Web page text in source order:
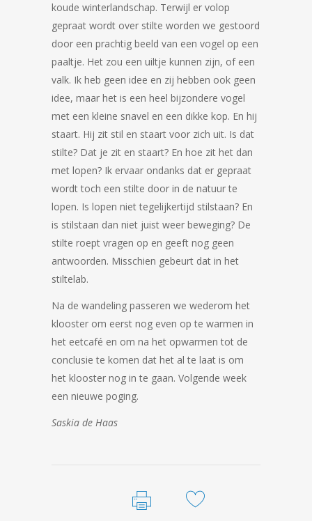
koude winterlandschap. Terwijl er volop
gepraat wordt over stilte worden we gestoord
door een prachtig beeld van een vogel op een
paaltje. Het zou een uiltje kunnen zijn, of een
valk. Ik heb geen idee en zij hebben ook geen
idee, maar het is een heel bijzondere vogel
met een kleine snavel en een dikke kop. En hij
staart. Hij zit stil en staart voor zich uit. Is dat
stilte? Dat je zit en staart? En hoe zit het dan
met lopen? Ik ervaar ondanks dat er gepraat
wordt toch een stilte door in de natuur te
lopen. Is lopen niet tegelijkertijd stilstaan? En
is stilstaan dan niet juist weer beweging? De
stilte roept vragen op en geeft nog geen
antwoorden. Misschien gebeurt dat in het
stiltelab.
Na de wandeling passeren we wederom het
klooster om eerst nog even op te warmen in
het eetcafé en om na het opwarmen tot de
conclusie te komen dat het al te laat is om
het klooster nog in te gaan. Volgende week
een nieuwe poging.
Saskia de Haas